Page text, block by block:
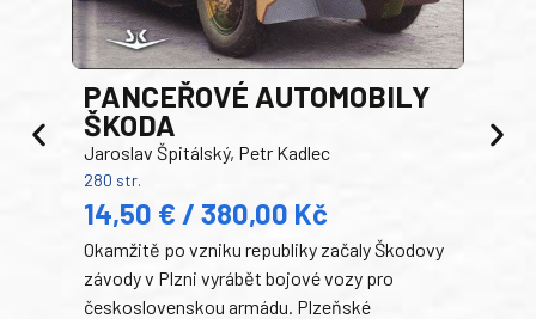
PANCEŘOVÉ AUTOMOBILY
ŠKODA
Jaroslav Špitálský, Petr Kadlec
280 str.
14,50 € / 380,00 Kč
Okamžitě po vzniku republiky začaly Škodovy
závody v Plzni vyrábět bojové vozy pro
československou armádu. Plzeňské